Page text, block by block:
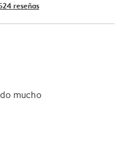
reseñas
mucho